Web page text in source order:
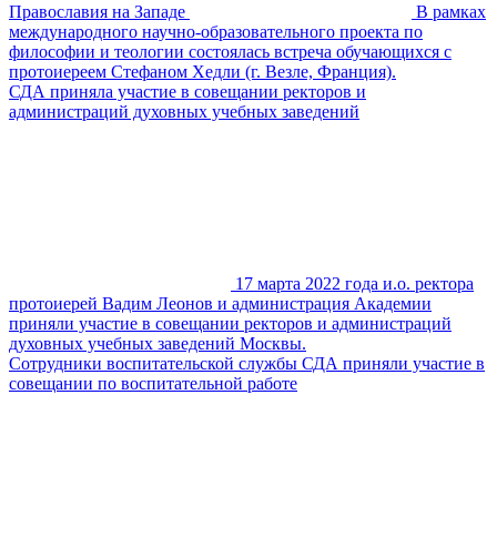
Православия на Западе
В рамках
международного научно-образовательного проекта по
философии и теологии состоялась встреча обучающихся с
протоиереем Стефаном Хедли (г. Везле, Франция).
СДА приняла участие в совещании ректоров и
администраций духовных учебных заведений
17 марта 2022 года и.о. ректора
протоиерей Вадим Леонов и администрация Академии
приняли участие в совещании ректоров и администраций
духовных учебных заведений Москвы.
Сотрудники воспитательской службы СДА приняли участие в
совещании по воспитательной работе